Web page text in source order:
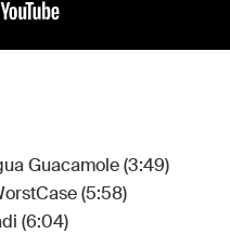
Guacamole (3:49)
(5:58)
(6:04)